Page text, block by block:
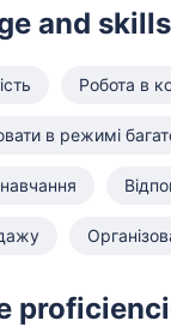
and skills
Робота в
в режимі